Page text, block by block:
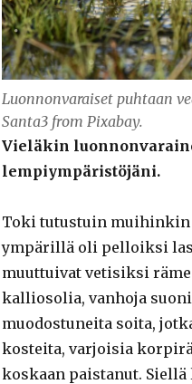
Luonnonvaraiset puhtaan
Santa3 from Pixabay.
Vieläkin
lempiympäristöjäni.
Toki tutustuin muihinkin
ympärillä oli pelloiksi
muuttuivat vetisiksi
kalliosolia, vanhoja
muodostuneita soita,
kosteita, varjoisia
koskaan paistanut.